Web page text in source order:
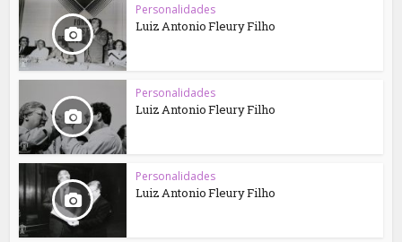
Personalidades
Luiz Antonio Fleury Filho
Personalidades
Luiz Antonio Fleury Filho
Personalidades
Luiz Antonio Fleury Filho